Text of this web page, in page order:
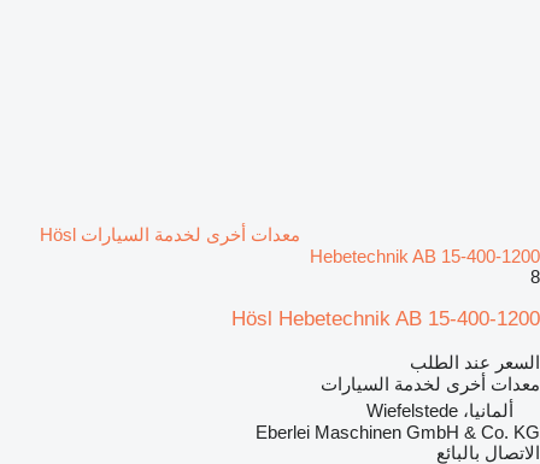
معدات أخرى لخدمة السيارات Hösl
Hebetechnik AB 15-400-1200
8
Hösl Hebetechnik AB 15-400-1200
السعر عند الطلب
معدات أخرى لخدمة السيارات
ألمانيا، Wiefelstede
Eberlei Maschinen GmbH & Co. KG
الاتصال بالبائع